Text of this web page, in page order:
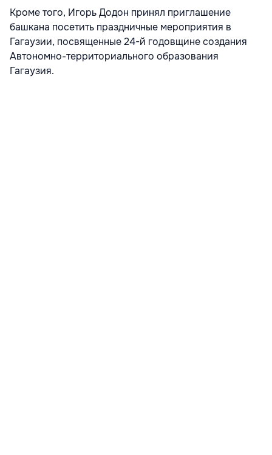
Кроме того, Игорь Додон принял приглашение
башкана посетить праздничные мероприятия в
Гагаузии, посвященные 24-й годовщине создания
Автономно-территориального образования
Гагаузия.